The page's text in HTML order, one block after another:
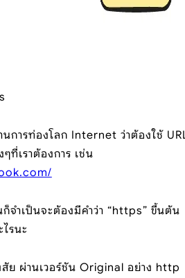
การท่องโลก Internet ว่าต้องใช้
ๆที่เราต้องการ เช่น
ก็จำเป็นจะต้องมีคำว่า “https” ขึ้นต้น
รนะ
ย ผ่านเวอร์ชัน Original อย่าง http